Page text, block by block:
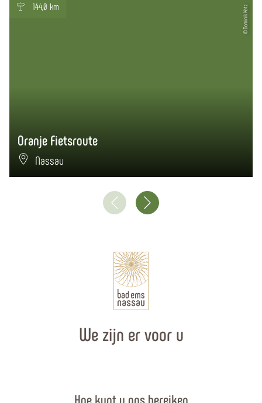
© Dominik Ketz
144,0 km
Oranje Fietsroute
Nassau
We zijn er voor u
Hoe kunt u ons bereiken